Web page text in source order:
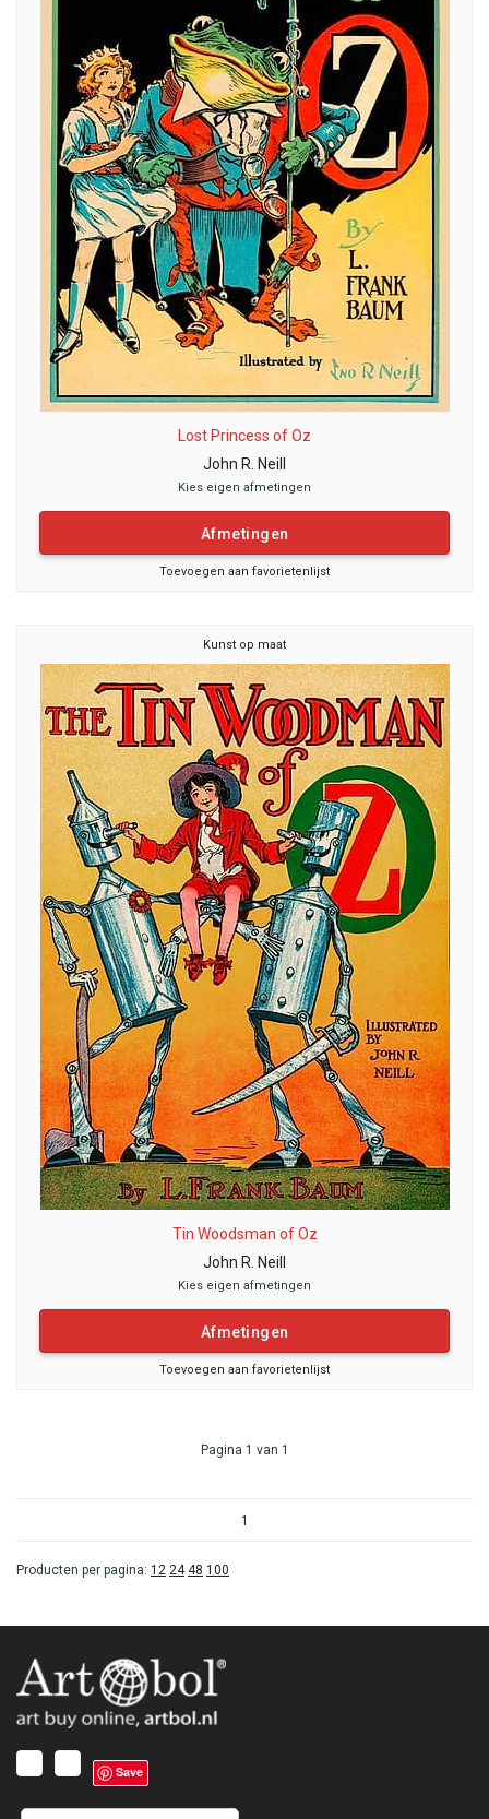
Lost Princess of Oz
John R. Neill
Kies eigen afmetingen
Afmetingen
Toevoegen aan favorietenlijst
Kunst op maat
Tin Woodsman of Oz
John R. Neill
Kies eigen afmetingen
Afmetingen
Toevoegen aan favorietenlijst
Pagina 1 van 1
1
Producten per pagina: 12 24 48 100
Save